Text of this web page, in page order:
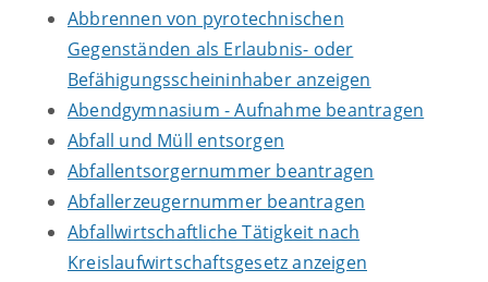
Abbrennen von pyrotechnischen
Gegenständen als Erlaubnis- oder
Befähigungsscheininhaber anzeigen
Abendgymnasium - Aufnahme beantragen
Abfall und Müll entsorgen
Abfallentsorgernummer beantragen
Abfallerzeugernummer beantragen
Abfallwirtschaftliche Tätigkeit nach
Kreislaufwirtschaftsgesetz anzeigen